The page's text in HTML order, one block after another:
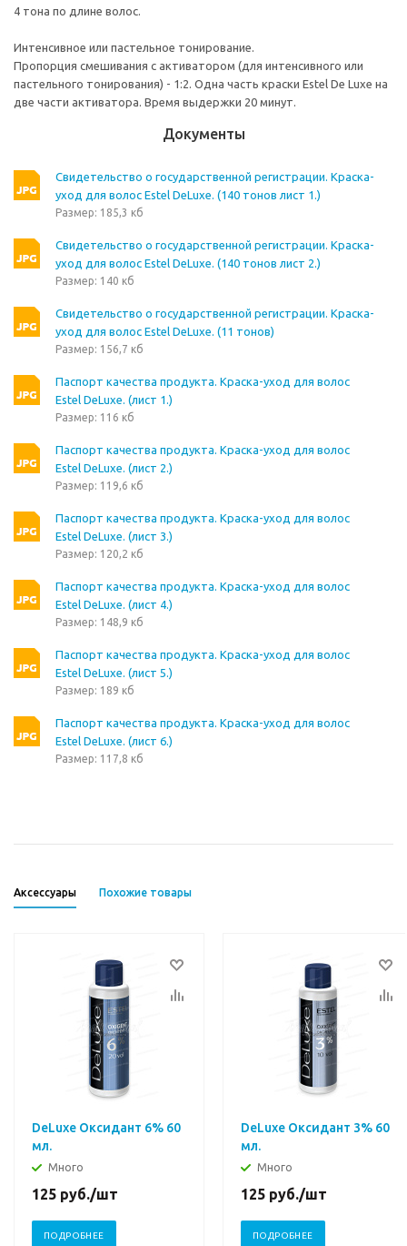
4 тона по длине волос.
Интенсивное или пастельное тонирование.
Пропорция смешивания с активатором (для интенсивного или
пастельного тонирования) - 1:2. Одна часть краски Estel De Luxe на
две части активатора. Время выдержки 20 минут.
Документы
Свидетельство о государственной регистрации. Краска-
уход для волос Estel DeLuxe. (140 тонов лист 1.)
Размер: 185,3 кб
Свидетельство о государственной регистрации. Краска-
уход для волос Estel DeLuxe. (140 тонов лист 2.)
Размер: 140 кб
Свидетельство о государственной регистрации. Краска-
уход для волос Estel DeLuxe. (11 тонов)
Размер: 156,7 кб
Паспорт качества продукта. Краска-уход для волос
Estel DeLuxe. (лист 1.)
Размер: 116 кб
Паспорт качества продукта. Краска-уход для волос
Estel DeLuxe. (лист 2.)
Размер: 119,6 кб
Паспорт качества продукта. Краска-уход для волос
Estel DeLuxe. (лист 3.)
Размер: 120,2 кб
Паспорт качества продукта. Краска-уход для волос
Estel DeLuxe. (лист 4.)
Размер: 148,9 кб
Паспорт качества продукта. Краска-уход для волос
Estel DeLuxe. (лист 5.)
Размер: 189 кб
Паспорт качества продукта. Краска-уход для волос
Estel DeLuxe. (лист 6.)
Размер: 117,8 кб
Аксессуары Похожие товары
DeLuxe Оксидант 6% 60
мл.
Много
125 руб./шт
ПОДРОБНЕЕ
DeLuxe Оксидант 3% 60
мл.
Много
125 руб./шт
ПОДРОБНЕЕ